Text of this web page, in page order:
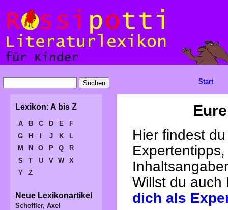
Hier findest
Willst du
dich als
Start
Lexikon: A bis Z
A B C D E
F
G
H J K
L
M
N O P Q
R
S
T U V W
X
Y
Z
Neue Lexikonartikel
Scheffler, Axel